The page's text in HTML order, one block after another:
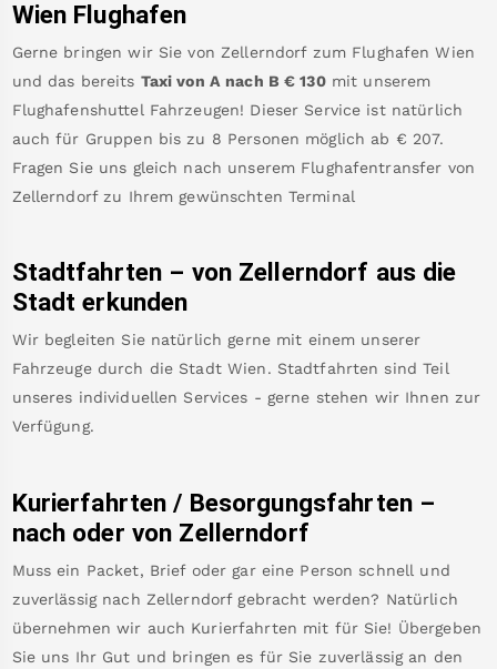
Wien Flughafen
Gerne bringen wir Sie von Zellerndorf zum Flughafen Wien
und das bereits Taxi von A nach B €130 mit unserem
Flughafenshuttel Fahrzeugen! Dieser Service ist natürlich
auch für Gruppen bis zu 8 Personen möglich ab € 207.
Fragen Sie uns gleich nach unserem Flughafentransfer von
Zellerndorf zu Ihrem gewünschten Terminal
Stadtfahrten – von Zellerndorf aus die
Stadt erkunden
Wir begleiten Sie natürlich gerne mit einem unserer
Fahrzeuge durch die Stadt Wien. Stadtfahrten sind Teil
unseres individuellen Services - gerne stehen wir Ihnen zur
Verfügung.
Kurierfahrten / Besorgungsfahrten –
nach oder von Zellerndorf
Muss ein Packet, Brief oder gar eine Person schnell und
zuverlässig nach Zellerndorf gebracht werden? Natürlich
übernehmen wir auch Kurierfahrten mit für Sie! Übergeben
Sie uns Ihr Gut und bringen es für Sie zuverlässig an den